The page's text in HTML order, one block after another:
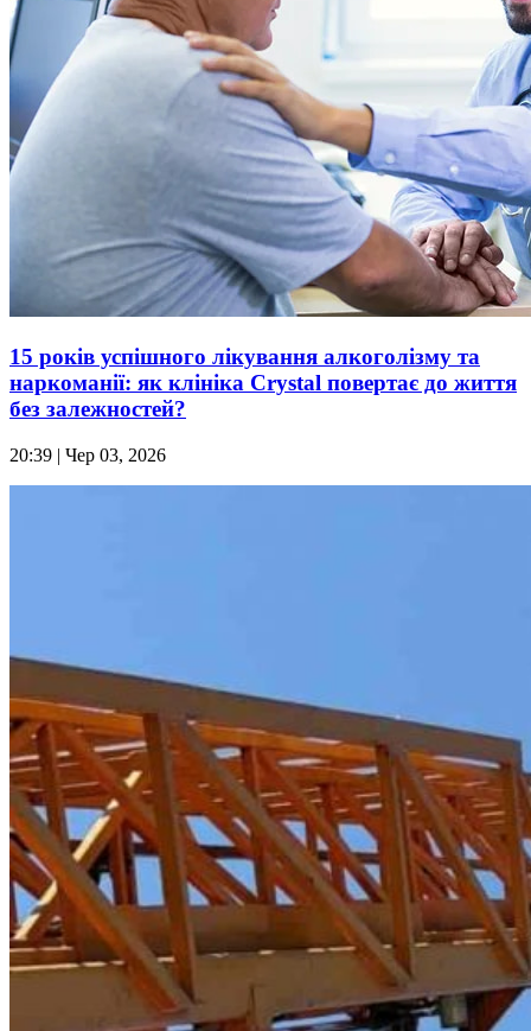
15 років успішного лікування алкоголізму та
наркоманії: як клініка Crystal повертає до життя
без залежностей?
20:39 | Чер 03, 2026